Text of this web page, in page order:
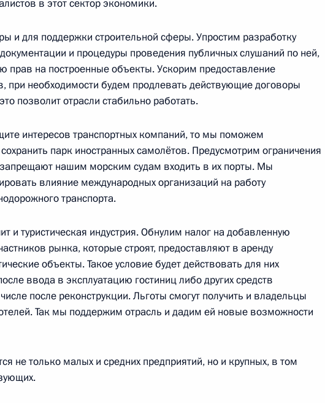
субъектов предпринимательской
внесены изменения, касающиеся
по заработной плате
роста цен на категории товаров
в этот сектор экономики.
и для поддержки строительной сферы. Упростим разработку
и процедуры проведения публичных слушаний по ней,
прав на построенные объекты. Ускорим предоставление
при необходимости будем продлевать действующие договоры
позволит отрасли стабильно работать.
интересов транспортных компаний, то мы поможем
парк иностранных самолётов. Предусмотрим ограничения
нашим морским судам входить в их порты. Мы
влияние международных организаций на работу
транспорта.
и туристическая индустрия. Обнулим налог на добавленную
рынка, которые строят, предоставляют в аренду
объекты. Такое условие будет действовать для них
ввода в эксплуатацию гостиниц либо других средств
после реконструкции. Льготы смогут получить и владельцы
Так мы поддержим отрасль и дадим ей новые возможности
не только малых и средних предприятий, но и крупных, в том